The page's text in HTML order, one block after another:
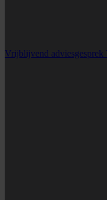
Vrijblijvend adviesgesprek